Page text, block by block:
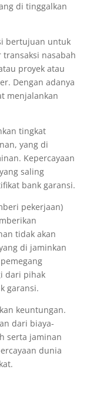
di tinggalkan
bertujuan untuk
nasabah
proyek atau
Dengan adanya
menjalankan
tingkat
yang di
Kepercayaan
saling
bank garansi.
pekerjaan)
tidak akan
di jaminkan
dari pihak
garansi.
keuntungan.
dari biaya-
serta jaminan
dunia